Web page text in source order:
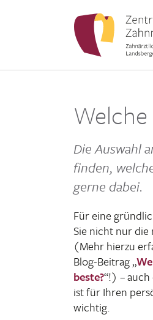
Die Auswahl
finden,
gerne dabei.
Für eine
Sie nicht nur
(Mehr hierzu
Blog-Beitrag „
beste?“!) – auch
ist für Ihren
wichtig.